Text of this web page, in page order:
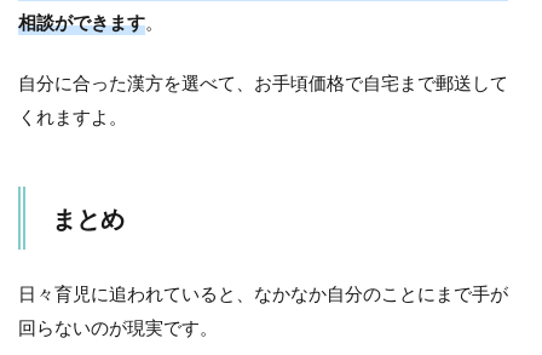
相談ができます。
自分に合った漢方を選べて、お手頃価格で自宅まで郵送して
くれますよ。
まとめ
日々育児に追われていると、なかなか自分のことにまで手が
回らないのが現実です。